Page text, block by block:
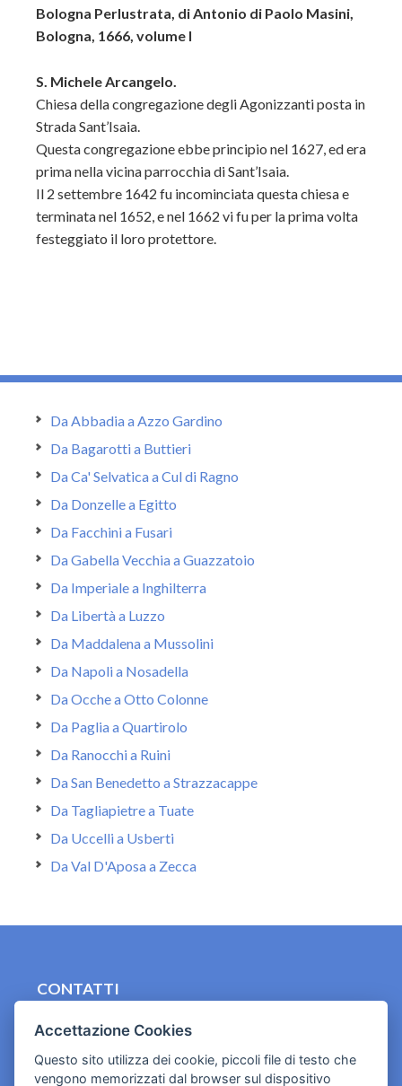
Bologna Perlustrata, di Antonio di Paolo Masini,
Bologna, 1666, volume I
S. Michele Arcangelo.
Chiesa della congregazione degli Agonizzanti posta in
Strada Sant’Isaia.
Questa congregazione ebbe principio nel 1627, ed era
prima nella vicina parrocchia di Sant’Isaia.
Il 2 settembre 1642 fu incominciata questa chiesa e
terminata nel 1652, e nel 1662 vi fu per la prima volta
festeggiato il loro protettore.
Da Abbadia a Azzo Gardino
Da Bagarotti a Buttieri
Da Ca' Selvatica a Cul di Ragno
Da Donzelle a Egitto
Da Facchini a Fusari
Da Gabella Vecchia a Guazzatoio
Da Imperiale a Inghilterra
Da Libertà a Luzzo
Da Maddalena a Mussolini
Da Napoli a Nosadella
Da Ocche a Otto Colonne
Da Paglia a Quartirolo
Da Ranocchi a Ruini
Da San Benedetto a Strazzacappe
Da Tagliapietre a Tuate
Da Uccelli a Usberti
Da Val D'Aposa a Zecca
CONTATTI
Cookies e informativa privacy
Accettazione Cookies
Questo sito utilizza dei cookie, piccoli file di testo che
vengono memorizzati dal browser sul dispositivo